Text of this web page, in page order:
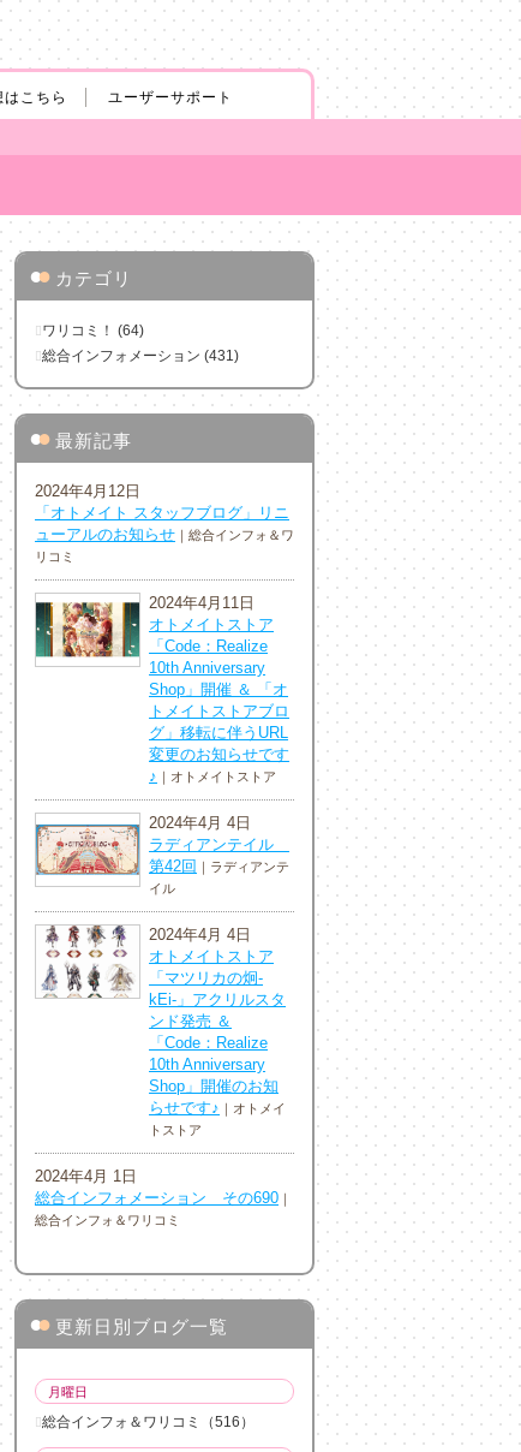
こちら ユーザーサポート
●● カテゴリ
ワリコミ！ (64)
総合インフォメーション (431)
●● 最新記事
2024年4月12日
「オトメイト スタッフブログ」リニ
ューアルのお知らせ ｜総合インフォ＆ワ
リコミ
2024年4月11日
オトメイトストア
「Code：Realize
10th Anniversary
Shop」開催 ＆ 「オ
トメイトストアブロ
グ」移転に伴うURL
変更のお知らせです
♪ ｜オトメイトストア
2024年4月 4日
ラディアンテイル
第42回 ｜ラディアンテ
イル
2024年4月 4日
オトメイトストア
「マツリカの炯-
kEi-」アクリルスタ
ンド発売 ＆
「Code：Realize
10th Anniversary
Shop」開催のお知
らせです♪ ｜オトメイ
トストア
2024年4月 1日
総合インフォメーション その690 ｜
総合インフォ＆ワリコミ
●● 更新日別ブログ一覧
月曜日
総合インフォ＆ワリコミ（516）